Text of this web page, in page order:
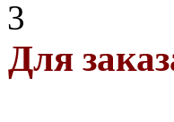
3
Для